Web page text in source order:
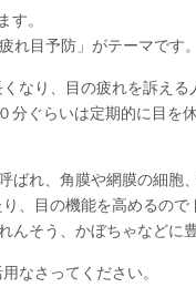
す。
れ目予防」がテーマです。
なり、目の疲れを訴える
分ぐらいは定期的に目を
ばれ、角膜や網膜の細胞
、目の機能を高めるので
んそう、かぼちゃなど
なさってください。